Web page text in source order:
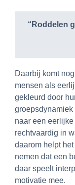
“Roddelen
Daarbij komt
mensen als
gekleurd door
naar een
rechtvaardig in
daarom helpt
nemen dat een
daar speelt
motivatie mee.